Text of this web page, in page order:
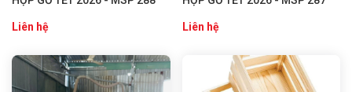
Liên hệ Liên hệ